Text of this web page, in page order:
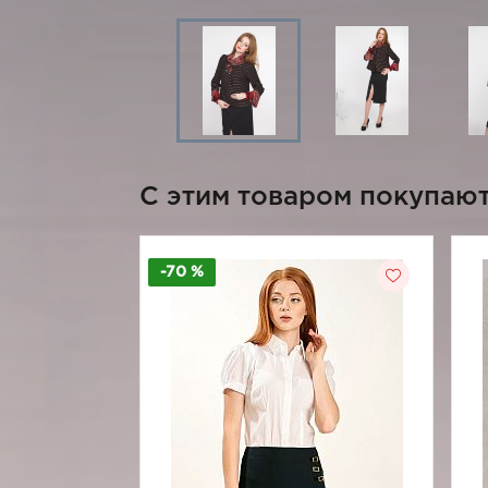
C этим товаром
-70 %